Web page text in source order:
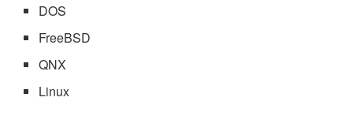
DOS
FreeBSD
QNX
Linux